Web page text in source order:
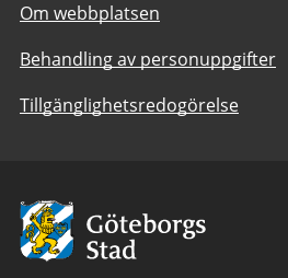
Om webbplatsen
Behandling av personuppgifter
Tillgänglighetsredogörelse
Avsändare:
Göteborgs
Stad